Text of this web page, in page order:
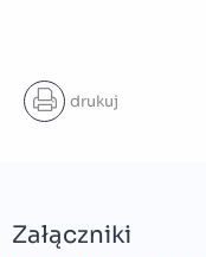
drukuj
Załączniki